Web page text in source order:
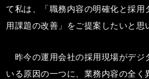
て私は、「職務内容の明確化と採用
用課題の改善」をご提案したいと思
昨今の運用会社の採用現場がデジ
いる原因の一つに、業務内容の全く